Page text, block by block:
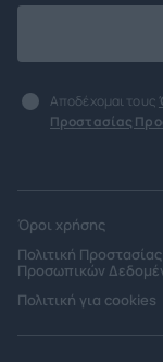
Αποδέχομαι τους
Προστασίας
Όροι χρήσης
Πολιτική Προστασίας
Προσωπικών
Πολιτική για cookies